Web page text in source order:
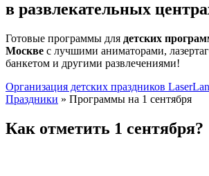
в развлекательных
Готовые программы для детских
Москве с лучшими аниматорами,
банкетом и другими развлечениями!
Организация детских праздников
Праздники » Программы на 1 сентября
Как отметить 1 сентября?